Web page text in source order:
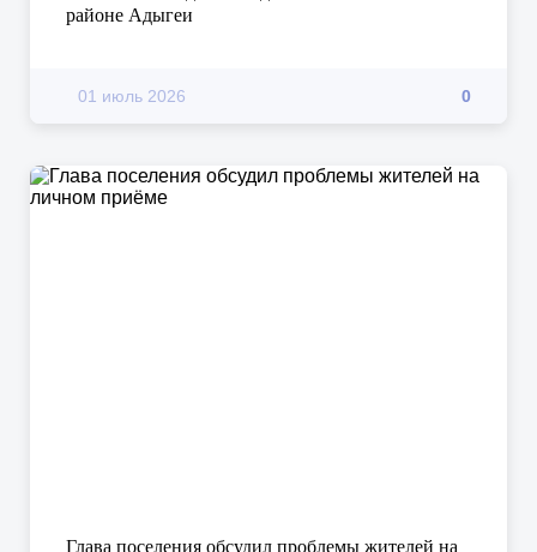
районе Адыгеи
01 июль 2026 0
Глава поселения обсудил проблемы жителей на